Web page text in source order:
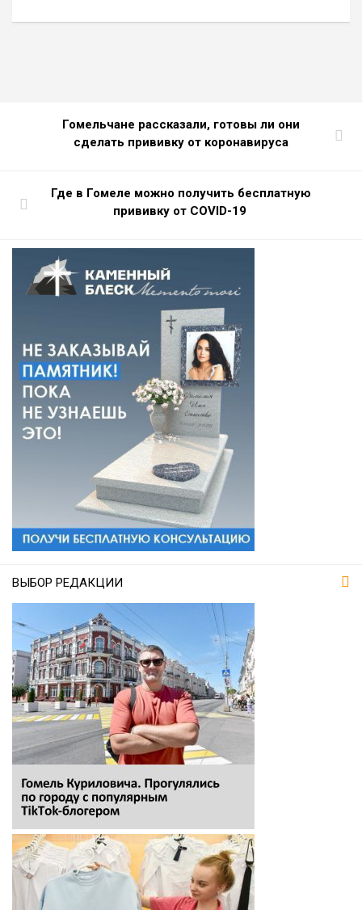
Гомельчане рассказали, готовы ли они
сделать прививку от коронавируса
Где в Гомеле можно получить бесплатную
прививку от COVID-19
ВЫБОР РЕДАКЦИИ